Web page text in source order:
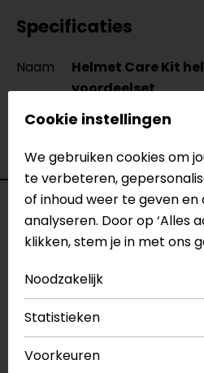
Specificaties
Naam
Helmet Care Kit
voordeelset
210.1414
Merk
Muc-Off
Kleur
N.v.t.
Reviews (1)
17-03-2025
geen toelichting gegeven
- Anoniem
Cookie instellingen
We gebruiken cookies om
te verbeteren,
of inhoud weer te geven
analyseren. Door op ‘Alles
klikken, stem je in met ons
Noodzakelijk
Statistieken
Voorkeuren